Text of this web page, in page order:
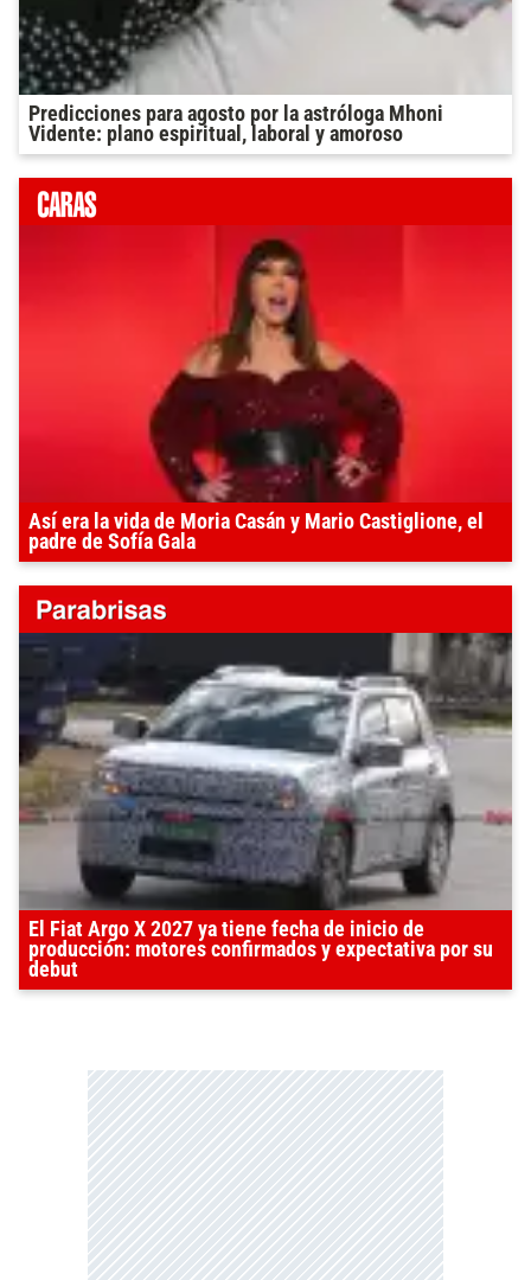
Predicciones para agosto por la astróloga Mhoni
Vidente: plano espiritual, laboral y amoroso
Así era la vida de Moria Casán y Mario Castiglione, el
padre de Sofía Gala
El Fiat Argo X 2027 ya tiene fecha de inicio de
producción: motores confirmados y expectativa por su
debut